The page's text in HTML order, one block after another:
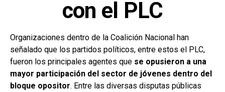
con el PLC
Organizaciones dentro de la Coalición Nacional han
señalado que los partidos políticos, entre estos el PLC,
fueron los principales agentes que se opusieron a una
mayor participación del sector de jóvenes dentro del
bloque opositor. Entre las diversas disputas públicas